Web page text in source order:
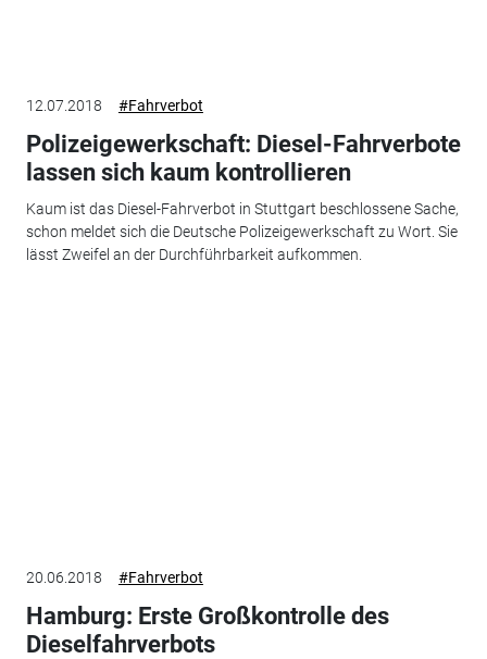
12.07.2018 #Fahrverbot
Polizeigewerkschaft: Diesel-Fahrverbote
lassen sich kaum kontrollieren
Kaum ist das Diesel-Fahrverbot in Stuttgart beschlossene Sache,
schon meldet sich die Deutsche Polizeigewerkschaft zu Wort. Sie
lässt Zweifel an der Durchführbarkeit aufkommen.
20.06.2018 #Fahrverbot
Hamburg: Erste Großkontrolle des
Dieselfahrverbots